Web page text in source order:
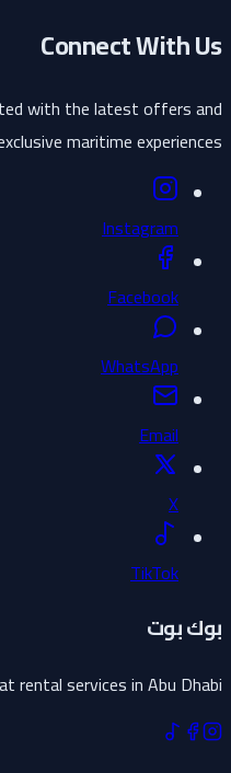
Connect With Us
with the latest offers and
exclusive maritime experiences.
Instagram
Facebook
WhatsApp
Email
X
TikTok
بوك بوت
rental services in Abu Dhabi.